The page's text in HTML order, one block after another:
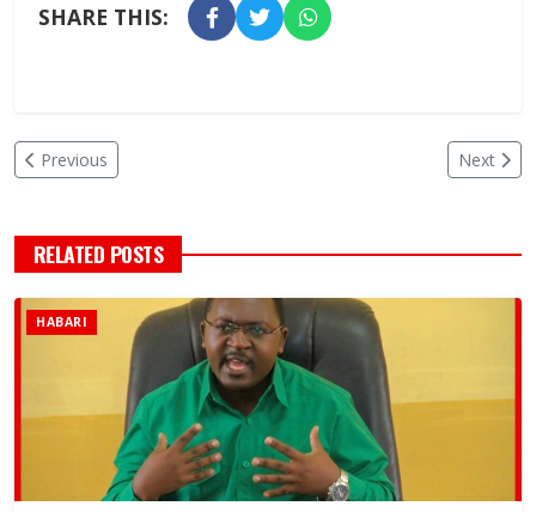
SHARE THIS:
Previous Next
RELATED POSTS
HABARI